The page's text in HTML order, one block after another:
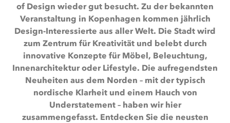
of Design wieder gut besucht. Zu der bekannten
Veranstaltung in Kopenhagen kommen jährlich
Design-Interessierte aus aller Welt. Die Stadt wird
zum Zentrum für Kreativität und belebt durch
innovative Konzepte für Möbel, Beleuchtung,
Innenarchitektur oder Lifestyle. Die aufregendsten
Neuheiten aus dem Norden – mit dertypisch
nordische Klarheit und einem Hauch von
Understatement – haben wir hier
zusammengefasst. Entdecken Sie die neusten